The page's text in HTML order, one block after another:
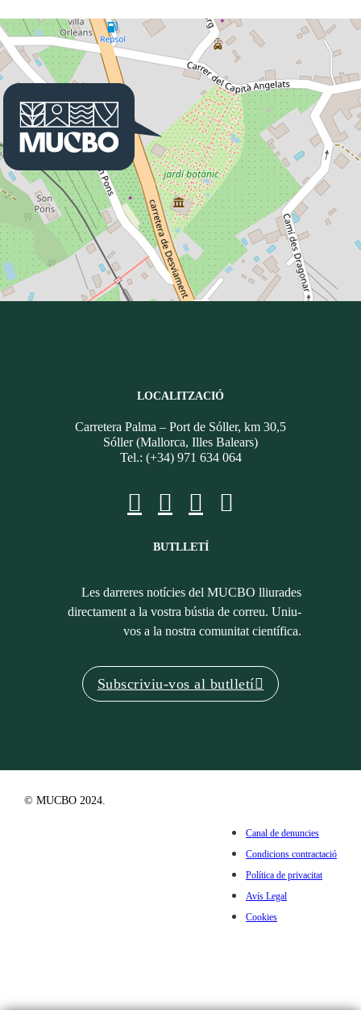
LOCALITZACIÓ
Carretera Palma – Port de Sóller, km 30,5
Sóller (Mallorca, Illes Balears)
Tel.: (+34) 971 634 064
BUTLLETÍ
Les darreres notícies del MUCBO lliurades
directament a la vostra bústia de correu. Uniu-
vos a la nostra comunitat científica.
Subscriviu-vos al butlletí
© MUCBO 2024.
Canal de denuncies
Condicions contractació
Política de privacitat
Avís Legal
Cookies